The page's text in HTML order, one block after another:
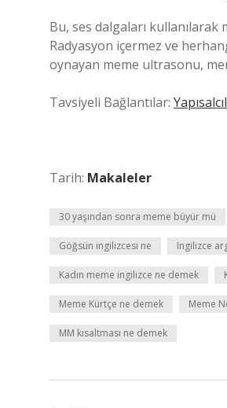
Bu, ses dalgaları
Radyasyon içermez ve
oynayan meme ultrasonu,
Tavsiyeli Bağlantılar:
Tarih: Makaleler
30 yaşından sonra meme büyür mü
Göğsün ingilizcesi ne Ingilizce
Kadın meme ingilizce ne demek
Meme Kürtçe ne demek Meme
MM kısaltması ne demek